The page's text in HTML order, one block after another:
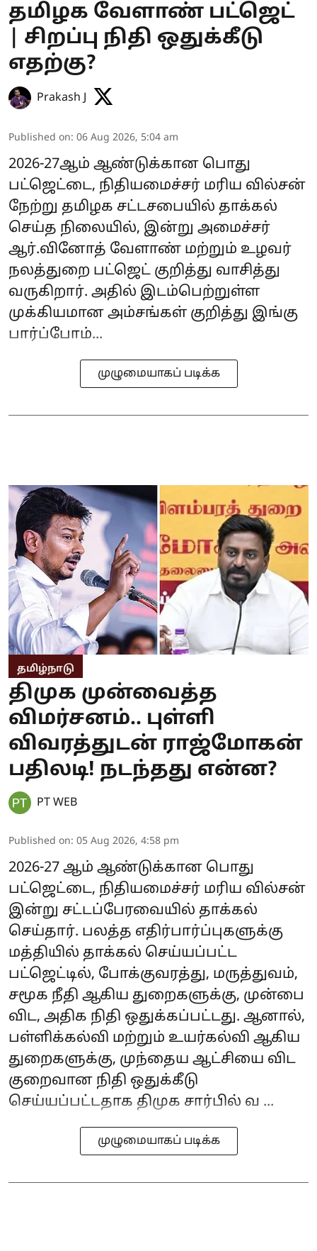
தமிழக வேளாண் பட்ஜெட்
| சிறப்பு நிதி ஒதுக்கீடு
எதற்கு?
Prakash J
Published on: 06 Aug 2026, 5:04 am
2026-27ஆம் ஆண்டுக்கான பொது
பட்ஜெட்டை, நிதியமைச்சர் மரிய வில்சன்
நேற்று தமிழக சட்டசபையில் தாக்கல்
செய்த நிலையில், இன்று அமைச்சர்
ஆர்.வினோத் வேளாண் மற்றும் உழவர்
நலத்துறை பட்ஜெட் குறித்து வாசித்து
வருகிறார். அதில் இடம்பெற்றுள்ள
முக்கியமான அம்சங்கள் குறித்து இங்கு
பார்ப்போம்...
முழுமையாகப் படிக்க
தமிழ்நாடு
திமுக முன்வைத்த
விமர்சனம்.. புள்ளி
விவரத்துடன் ராஜ்மோகன்
பதிலடி! நடந்தது என்ன?
PT WEB
Published on: 05 Aug 2026, 4:58 pm
2026-27 ஆம் ஆண்டுக்கான பொது
பட்ஜெட்டை, நிதியமைச்சர் மரிய வில்சன்
இன்று சட்டப்பேரவையில் தாக்கல்
செய்தார். பலத்த எதிர்பார்ப்புகளுக்கு
மத்தியில் தாக்கல் செய்யப்பட்ட
பட்ஜெட்டில், போக்குவரத்து, மருத்துவம்,
சமூக நீதி ஆகிய துறைகளுக்கு, முன்பை
விட, அதிக நிதி ஒதுக்கப்பட்டது. ஆனால்,
பள்ளிக்கல்வி மற்றும் உயர்கல்வி ஆகிய
துறைகளுக்கு, முந்தைய ஆட்சியை விட
குறைவான நிதி ஒதுக்கீடு
செய்யப்பட்டதாக திமுக சார்பில் வ ...
முழுமையாகப் படிக்க